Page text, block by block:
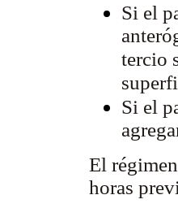
Si el
tercio
Si el
El
horas